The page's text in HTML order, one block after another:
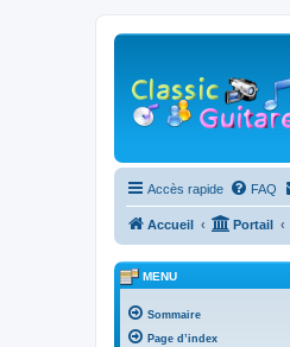
Accès rapide FAQ
Accueil Portail
MENU
Sommaire
Page d’index